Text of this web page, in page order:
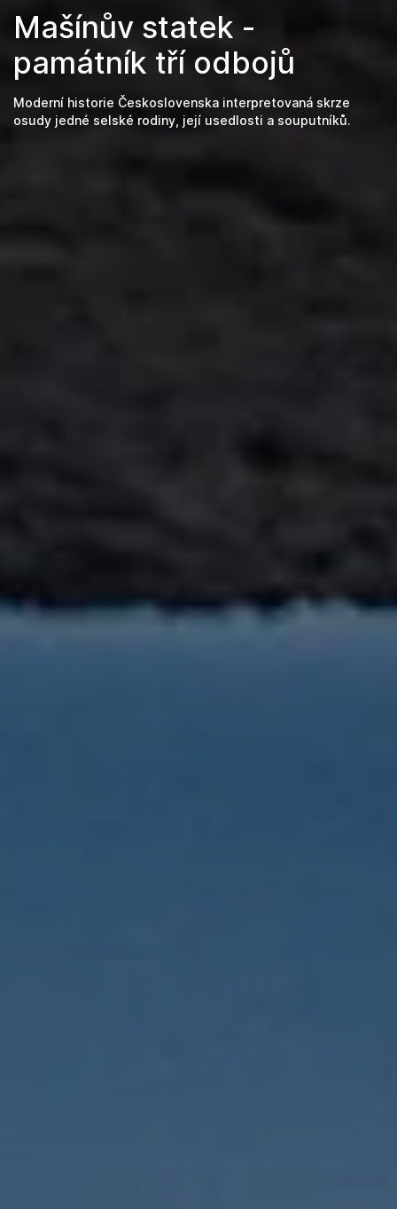
Mašínův statek -
památník tří odbojů
Moderní historie Československa interpretovaná skrze
osudy jedné selské rodiny, její usedlosti a souputníků.